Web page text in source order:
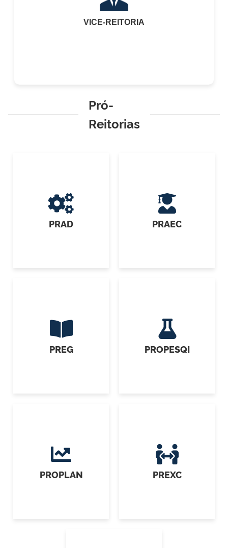
VICE-REITORIA
Pró-
Reitorias
PRAD PRAEC
PREG PROPESQI
PROPLAN PREXC